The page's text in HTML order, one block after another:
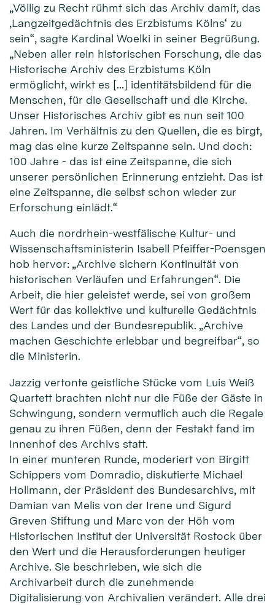
„Völlig zu Recht rühmt sich das Archiv damit, das
‚Langzeitgedächtnis des Erzbistums Kölns‘ zu
sein“, sagte Kardinal Woelki in seiner Begrüßung.
„Neben aller rein historischen Forschung, die das
Historische Archiv des Erzbistums Köln
ermöglicht, wirkt es […] identitätsbildend für die
Menschen, für die Gesellschaft und die Kirche.
Unser Historisches Archiv gibt es nun seit 100
Jahren. Im Verhältnis zu den Quellen, die es birgt,
mag das eine kurze Zeitspanne sein. Und doch:
100 Jahre - das ist eine Zeitspanne, die sich
unserer persönlichen Erinnerung entzieht. Das ist
eine Zeitspanne, die selbst schon wieder zur
Erforschung einlädt.“
Auch die nordrhein-westfälische Kultur- und
Wissenschaftsministerin Isabell Pfeiffer-Poensgen
hob hervor: „Archive sichern Kontinuität von
historischen Verläufen und Erfahrungen“. Die
Arbeit, die hier geleistet werde, sei von großem
Wert für das kollektive und kulturelle Gedächtnis
des Landes und der Bundesrepublik. „Archive
machen Geschichte erlebbar und begreifbar“, so
die Ministerin.
Jazzig vertonte geistliche Stücke vom Luis Weiß
Quartett brachten nicht nur die Füße der Gäste in
Schwingung, sondern vermutlich auch die Regale
genau zu ihren Füßen, denn der Festakt fand im
Innenhof des Archivs statt.
In einer munteren Runde, moderiert von Birgitt
Schippers vom Domradio, diskutierte Michael
Hollmann, der Präsident des Bundesarchivs, mit
Damian van Melis von der Irene und Sigurd
Greven Stiftung und Marc von der Höh vom
Historischen Institut der Universität Rostock über
den Wert und die Herausforderungen heutiger
Archive. Sie beschrieben, wie sich die
Archivarbeit durch die zunehmende
Digitalisierung von Archivalien verändert. Alle drei